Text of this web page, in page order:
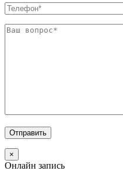
×
Онлайн запись